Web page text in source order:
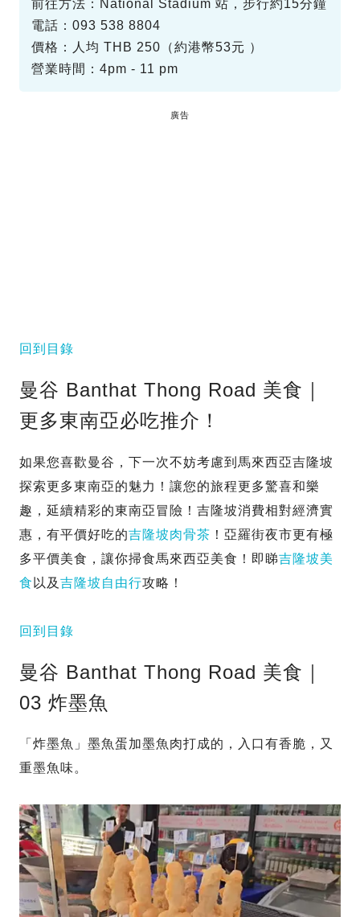
前往方法：National Stadium 站，步行約15分鐘
電話：093 538 8804
價格：人均 THB 250（約港幣53元 ）
營業時間：4pm - 11 pm
廣告
回到目錄
曼谷 Banthat Thong Road 美食｜
更多東南亞必吃推介！
如果您喜歡曼谷，下一次不妨考慮到馬來西亞吉隆坡
探索更多東南亞的魅力！讓您的旅程更多驚喜和樂
趣，延續精彩的東南亞冒險！吉隆坡消費相對經濟實
惠，有平價好吃的吉隆坡肉骨茶 ！亞羅街夜市更有極
多平價美食，讓你掃食馬來西亞美食！即睇吉隆坡美
食 以及 吉隆坡自由行攻略！
回到目錄
曼谷 Banthat Thong Road 美食｜
03 炸墨魚
「炸墨魚」墨魚蛋加墨魚肉打成的，入口有香脆，又
重墨魚味。